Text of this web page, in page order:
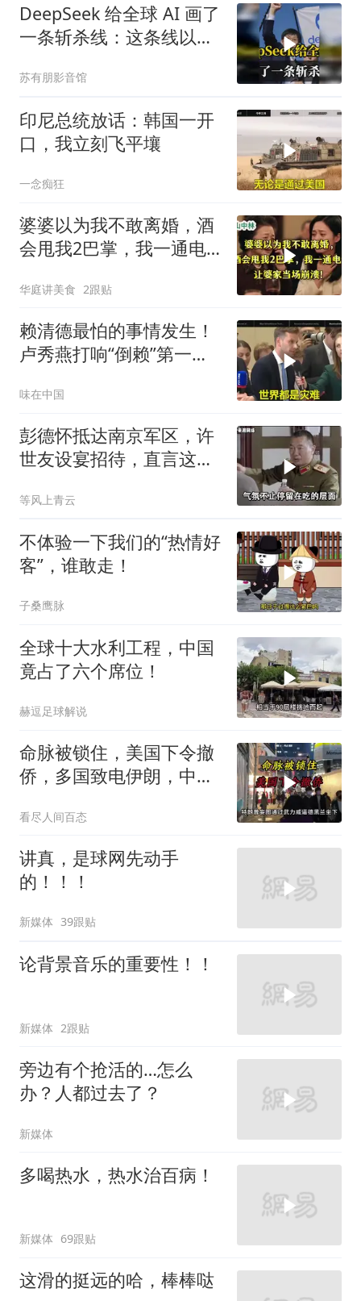
DeepSeek 给全球 AI 画了
一条斩杀线：这条线以下
苏有朋影音馆
印尼总统放话：韩国一开
口，我立刻飞平壤
一念痴狂
婆婆以为我不敢离婚，酒
会甩我2巴掌，我一通电
华庭讲美食 2跟贴
赖清德最怕的事情发生！
卢秀燕打响“倒赖”第一
味在中国
彭德怀抵达南京军区，许
世友设宴招待，直言这是
等风上青云
不体验一下我们的“热情好
客”，谁敢走！
子桑鹰脉
全球十大水利工程，中国
竟占了六个席位！
赫逗足球解说
命脉被锁住，美国下令撤
侨，多国致电伊朗，中国
看尽人间百态
讲真，是球网先动手
的！！！
新媒体 39跟贴
论背景音乐的重要性！！
新媒体 2跟贴
旁边有个抢活的…怎么
办？人都过去了？
新媒体
多喝热水，热水治百病！
新媒体 69跟贴
这滑的挺远的哈，棒棒哒